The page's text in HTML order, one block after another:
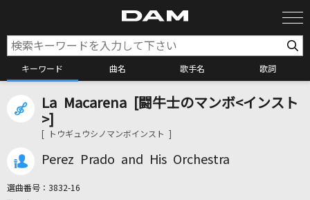
キーワード 曲名 歌手名 歌詞
カラオケ検索
カラオケ店舗検索
La Macarena [闘牛士のマンボ<インスト
>]
[ トウギュウシノマンボインスト ]
Perez Prado and His Orchestra
選曲番号： 3832-16